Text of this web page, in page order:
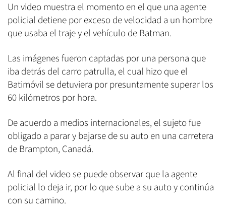
Un video muestra el momento en el que una agente
policial detiene por exceso de velocidad a un hombre
que usaba el traje y el vehículo de Batman.
Las imágenes fueron captadas por una persona que
iba detrás del carro patrulla, el cual hizo que el
Batimóvil se detuviera por presuntamente superar los
60 kilómetros por hora.
De acuerdo a medios internacionales, el sujeto fue
obligado a parar y bajarse de su auto en una carretera
de Brampton, Canadá.
Al final del video se puede observar que la agente
policial lo deja ir, por lo que sube a su auto y continúa
con su camino.